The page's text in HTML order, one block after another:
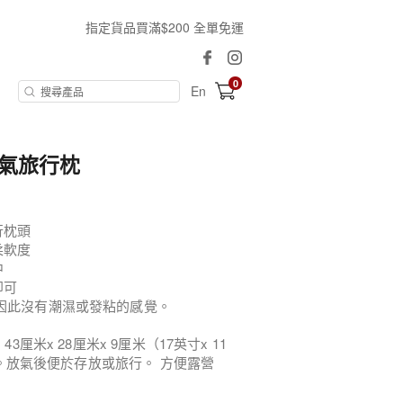
指定貨品買滿$200 全單免運
En 0
旅行枕
枕頭
軟度
可
沒有潮濕或發粘的感覺。
厘米x 28厘米x 9厘米（17英寸x 11
氣後便於存放或旅行。 方便露營